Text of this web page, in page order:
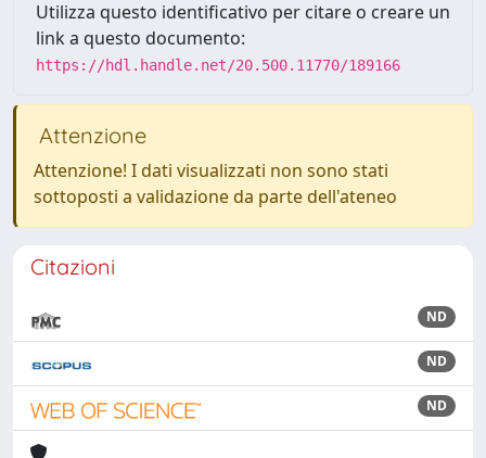
Utilizza questo identificativo per citare o creare un
link a questo documento:
https://hdl.handle.net/20.500.11770/189166
Attenzione
Attenzione! I dati visualizzati non sono stati
sottoposti a validazione da parte dell'ateneo
Citazioni
ND
ND
ND